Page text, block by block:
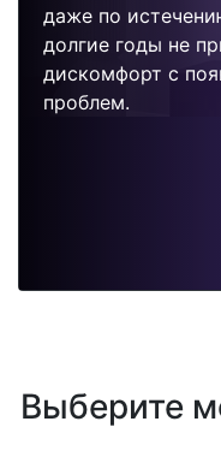
даже по
долгие годы не
дискомфорт с
проблем.
Выберите